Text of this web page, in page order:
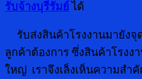
รับจ้างบุรีรัมย์ได้
รับส่งสินค้าโรงงานมายัง
ลูกค้าต้องการ ซึ่งสินค้าโรง
ใหญ่ เราจึงเล็งเห็นความสำ